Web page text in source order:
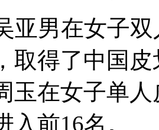
男在女子双
取得了中国
玉在女子单
入前16名。